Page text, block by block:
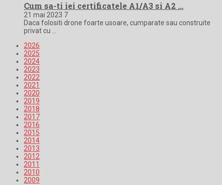
Cum sa-ti iei certificatele A1/A3 si A2 …
21 mai 2023 7
Daca folositi drone foarte usoare, cumparate sau construite
privat cu …
2026
2025
2024
2023
2022
2021
2020
2019
2018
2017
2016
2015
2014
2013
2012
2011
2010
2009